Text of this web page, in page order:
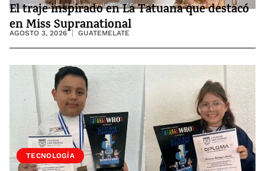
El traje inspirado en La Tatuana que destacó
en Miss Supranational
AGOSTO 3, 2026 GUATEMELATE
SOCIEDAD
TECNOLOGÍA